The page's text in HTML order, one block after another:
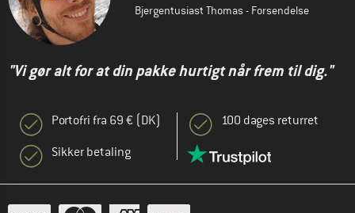
Bjergentusiast Thomas - Forsendelse
"Vi gør alt for at din pakke hurtigt når frem til dig."
Portofri fra 69 € (DK)
Sikker betaling
100 dages returret